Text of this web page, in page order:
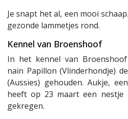
Je snapt het al, een mooi
gezonde lammetjes rond.
Kennel van Broenshoof
In het kennel van
nain Papillon (Vlinderhondje)
(Aussies) gehouden. Aukje,
heeft op 23 maart een nestje
gekregen.